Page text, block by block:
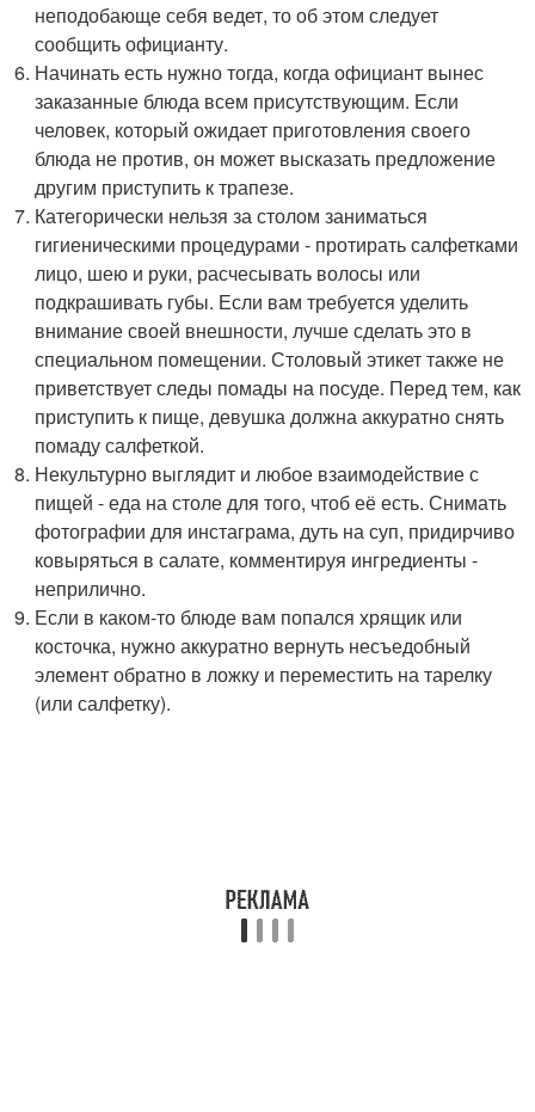
неподобающе себя ведет, то об этом следует
сообщить официанту.
Начинать есть нужно тогда, когда официант вынес
заказанные блюда всем присутствующим. Если
человек, который ожидает приготовления своего
блюда не против, он может высказать предложение
другим приступить к трапезе.
Категорически нельзя за столом заниматься
гигиеническими процедурами - протирать салфетками
лицо, шею и руки, расчесывать волосы или
подкрашивать губы. Если вам требуется уделить
внимание своей внешности, лучше сделать это в
специальном помещении. Столовый этикет также не
приветствует следы помады на посуде. Перед тем, как
приступить к пище, девушка должна аккуратно снять
помаду салфеткой.
Некультурно выглядит и любое взаимодействие с
пищей - еда на столе для того, чтоб её есть. Снимать
фотографии для инстаграма, дуть на суп, придирчиво
ковыряться в салате, комментируя ингредиенты -
неприлично.
Если в каком-то блюде вам попался хрящик или
косточка, нужно аккуратно вернуть несъедобный
элемент обратно в ложку и переместить на тарелку
(или салфетку).